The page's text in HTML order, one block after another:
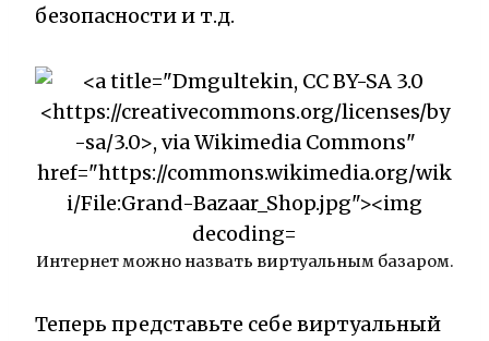
безопасности и т.д.
Интернет можно назвать виртуальным базаром.
Теперь представьте себе виртуальный